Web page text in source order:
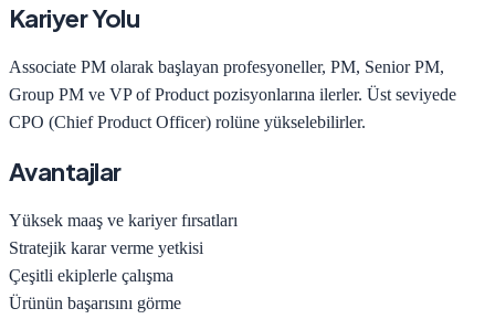
Kariyer Yolu
Associate PM olarak başlayan profesyoneller, PM, Senior PM,
Group PM ve VP of Product pozisyonlarına ilerler. Üst seviyede
CPO (Chief Product Officer) rolüne yükselebilirler.
Avantajlar
Yüksek maaş ve kariyer fırsatları
Stratejik karar verme yetkisi
Çeşitli ekiplerle çalışma
Ürünün başarısını görme